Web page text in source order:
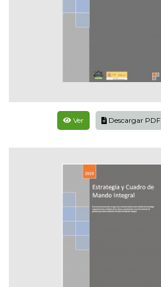
Ver Descargar PDF